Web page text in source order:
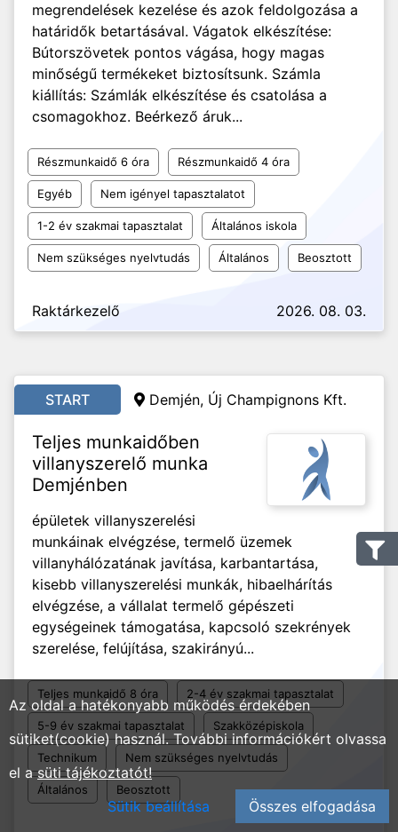
megrendelések kezelése és azok feldolgozása a
határidők betartásával. Vágatok elkészítése:
Bútorszövetek pontos vágása, hogy magas
minőségű termékeket biztosítsunk. Számla
kiállítás: Számlák elkészítése és csatolása a
csomagokhoz. Beérkező áruk...
Részmunkaidő 6 óra Részmunkaidő 4 óra
Egyéb Nem igényel tapasztalatot
1-2 év szakmai tapasztalat Általános iskola
Nem szükséges nyelvtudás Általános Beosztott
Raktárkezelő 2026. 08. 03.
START Demjén, Új Champignons Kft.
Teljes munkaidőben
villanyszerelő munka
Demjénben
épületek villanyszerelési
munkáinak elvégzése, termelő üzemek
villanyhálózatának javítása, karbantartása,
kisebb villanyszerelési munkák, hibaelhárítás
elvégzése, a vállalat termelő gépészeti
egységeinek támogatása, kapcsoló szekrények
szerelése, felújítása, szakirányú...
Teljes munkaidő 8 óra 2-4 év szakmai tapasztalat
5-9 év szakmai tapasztalat Szakközépiskola
Technikum Nem szükséges nyelvtudás
Általános Beosztott
Az oldal a hatékonyabb működés érdekében
sütiket(cookie) használ. További információkért olvassa
el asüti tájékoztatót!
Sütik beállítása
Összes elfogadása